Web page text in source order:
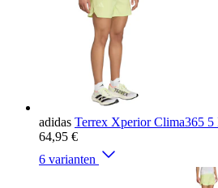
adidas Terrex Xperior Clima365 5
64,95 €
6 varianten